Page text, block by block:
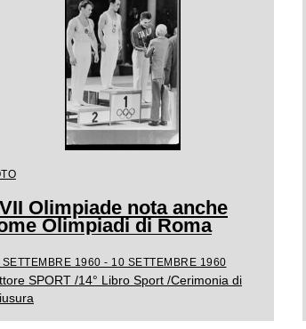
Olimpiade nota anche
Olimpiadi di Roma
1960 - 10 SETTEMBRE 1960
SPORT /14° Libro Sport /Cerimonia di